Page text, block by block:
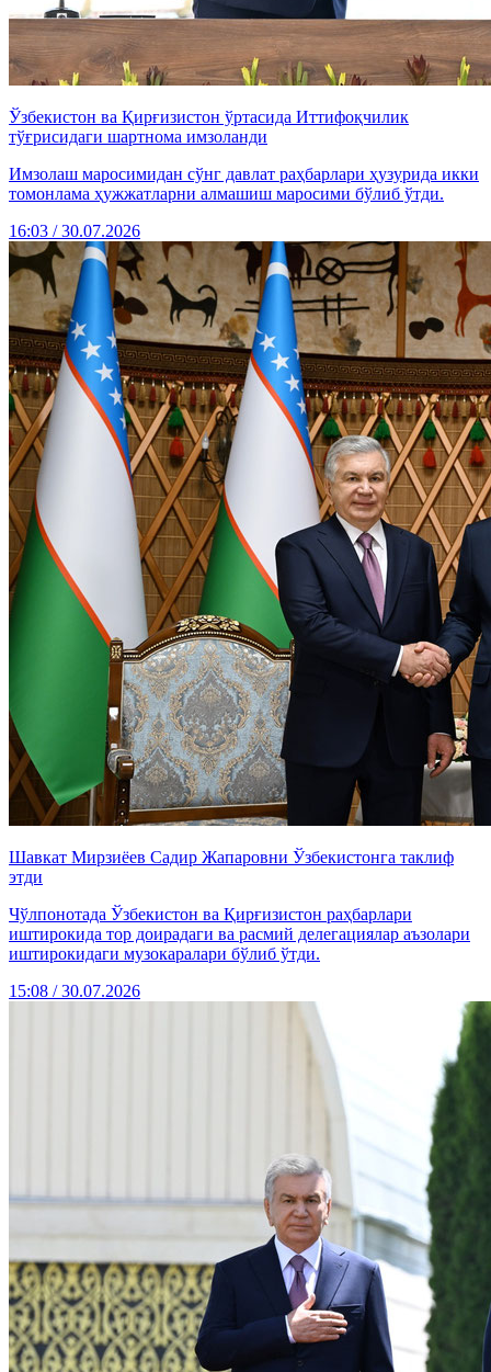
Ўзбекистон ва Қирғизистон ўртасида Иттифоқчилик
тўғрисидаги шартнома имзоланди
Имзолаш маросимидан сўнг давлат раҳбарлари ҳузурида икки
томонлама ҳужжатларни алмашиш маросими бўлиб ўтди.
16:03 / 30.07.2026
Шавкат Мирзиёев Садир Жапаровни Ўзбекистонга таклиф
этди
Чўлпонотада Ўзбекистон ва Қирғизистон раҳбарлари
иштирокида тор доирадаги ва расмий делегациялар аъзолари
иштирокидаги музокаралари бўлиб ўтди.
15:08 / 30.07.2026